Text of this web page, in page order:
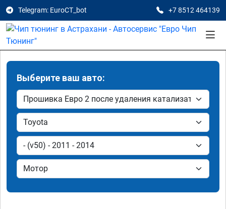
Telegram: EuroCT_bot +7 8512 464139
Выберите ваш авто: